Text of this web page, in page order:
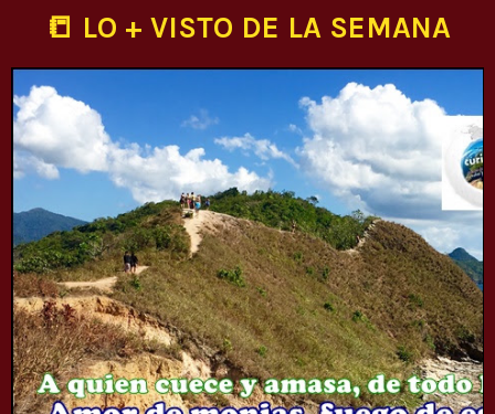
📒 LO + VISTO DE LA SEMANA